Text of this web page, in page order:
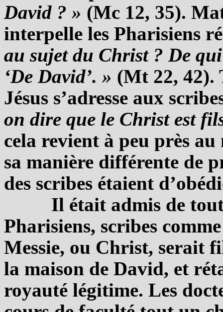
David ? » (Mc 12, 35).
interpelle les Pharisiens
au sujet du Christ ? De
‘De David’. » (Mt 22, 42).
Jésus s’adresse aux
on dire que le Christ est
cela revient à peu près
sa manière différente de
des scribes étaient
Il était admis de
Pharisiens, scribes
Messie, ou Christ, serait
la maison de David, et
royauté légitime. Les